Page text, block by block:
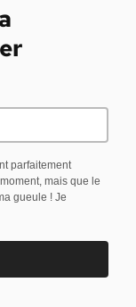
parfaitement
mais que le
gueule ! Je